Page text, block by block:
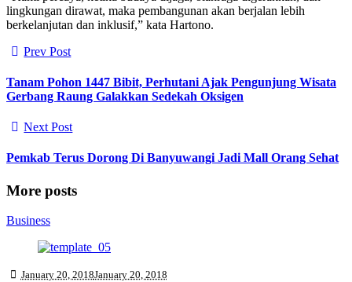
lingkungan dirawat, maka pembangunan akan berjalan lebih
berkelanjutan dan inklusif,” kata Hartono.
Prev Post
Tanam Pohon 1447 Bibit, Perhutani Ajak Pengunjung Wisata
Gerbang Raung Galakkan Sedekah Oksigen
Next Post
Pemkab Terus Dorong Di Banyuwangi Jadi Mall Orang Sehat
More posts
Business
January 20, 2018January 20, 2018